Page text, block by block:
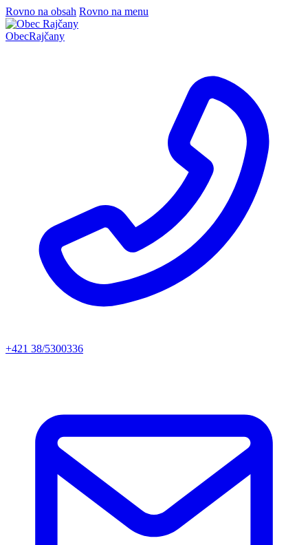
Rovno na obsah Rovno na menu
ObecRajčany
+421 38/5300336